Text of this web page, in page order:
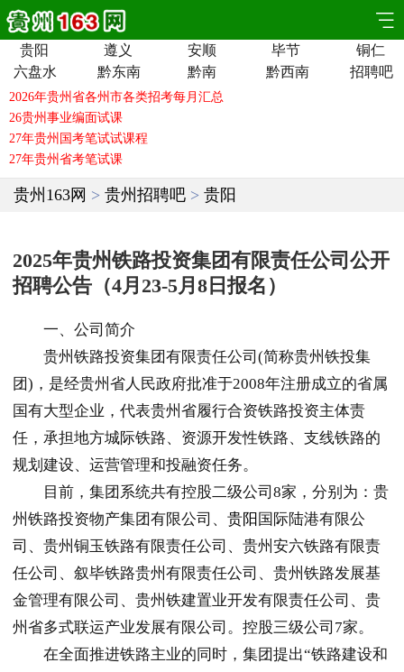
贵阳 遵义 安顺 毕节
铜仁
六盘水
黔东南 黔南 黔西南 招聘吧
贵州163网 > 贵州招聘吧 > 贵阳
2025年贵州铁路投资集团有限责任公司公开
招聘公告（4月23-5月8日报名）
一、公司简介
贵州铁路投资集团有限责任公司(简称贵州铁投集
团)，是经贵州省人民政府批准于2008年注册成立的省属
国有大型企业，代表贵州省履行合资铁路投资主体责
任，承担地方城际铁路、资源开发性铁路、支线铁路的
规划建设、运营管理和投融资任务。
目前，集团系统共有控股二级公司8家，分别为：贵
州铁路投资物产集团有限公司、 贵阳 国际陆港有限公
司、贵州铜玉铁路有限责任公司、贵州安六铁路有限责
任公司、叙毕铁路贵州有限责任公司、贵州铁路发展基
金管理有限公司、贵州铁建置业开发有限责任公司、贵
州省多式联运产业发展有限公司。控股三级公司7家。
在全面推进铁路主业的同时，集团提出“铁路建设和